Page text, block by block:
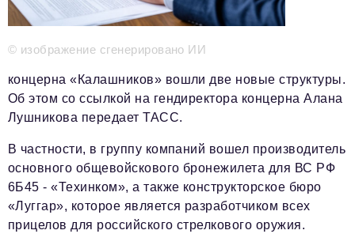
Отдел распространения/редакционная подписка
podpiska@business-magazine.online
Отдел по работе с партнерами
© изображение сгенерировано ИИ
концерна «Калашников» вошли две новые структуры.
Об этом со ссылкой на гендиректора концерна Алана
Лушникова передает ТАСС.
В частности, в группу компаний вошел производитель
основного общевойскового бронежилета для ВС РФ
6Б45 - «Техинком», а также конструкторское бюро
«Луггар», которое является разработчиком всех
прицелов для российского стрелкового оружия.